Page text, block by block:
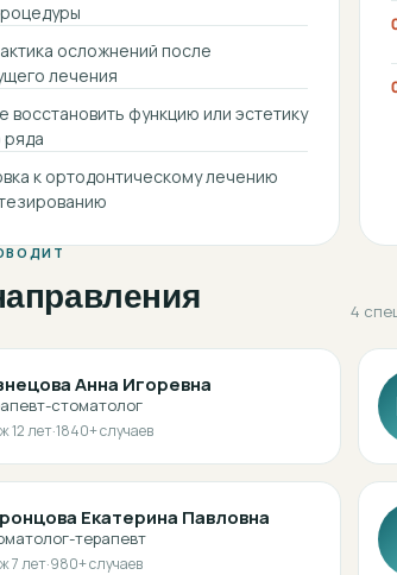
осложнений после
лечения
восстановить функцию или эстетику
ряда
к ортодонтическому лечению
4
Анна Игоревна
стоматолог
12лет·1840+ случаев
Екатерина Павловна
терапевт
7лет·980+ случаев